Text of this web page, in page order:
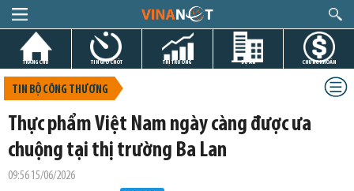
TRANG CHỦ TIN GIỜ CHÓT THỊ TRƯỜNG DỰ ÁN CHỨNG KHOÁN
TIN BỘ CÔNG THƯƠNG
Thực phẩm Việt Nam ngày càng được ưa
chuộng tại thị trường Ba Lan
09:56 15/06/2026